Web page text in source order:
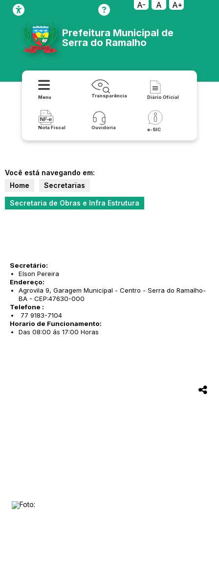
A- A A+
Prefeitura Municipal de
Serra do Ramalho
Menu Transparência Diário Oficial
Nota Fiscal Ouvidoria e-SIC
Você está navegando em:
Home
Secretarias
Secretaria de Obras e Infra Estrutura
Secretário:
Elson Pereira
Endereço:
Agrovila 9, Garagem Municipal - Centro - Serra do Ramalho-
BA - CEP:47630-000
Telefone :
77 9183-7104
Horario de Funcionamento:
Das 08:00 ás 17:00 Horas